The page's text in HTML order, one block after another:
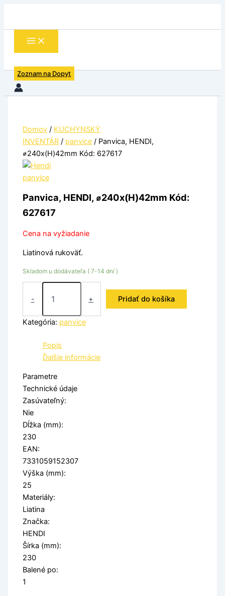
obsah
Zoznam na Dopyt
Domov / KUCHYNSKÝ
INVENTÁR / panvice / Panvica, HENDI,
⌀240x(H)42mm Kód: 627617
panvice
Panvica, HENDI, ⌀240x(H)42mm Kód:
627617
Cena na vyžiadanie
Liatinová rukoväť.
Skladom u dodávateľa ( 7-14 dní )
-
Kód:
627617
+ Pridať do košíka
Kategória: panvice
Popis
Ďalšie informácie
Parametre
Technické údaje
Zasúvateľný:
Nie
Dĺžka (mm):
230
EAN:
7331059152307
Výška (mm):
25
Materiály:
Liatina
Značka:
HENDI
Šírka (mm):
230
Balené po:
1